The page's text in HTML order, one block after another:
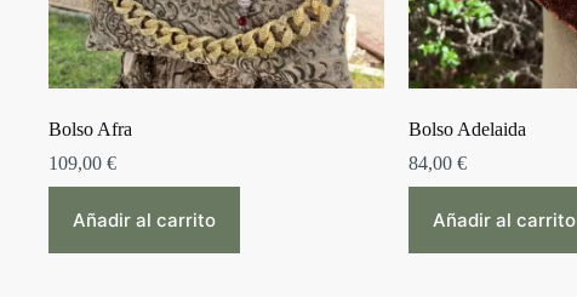
Bolso Afra
109,00 €
Añadir al carrito
Bolso Adelaida
84,00€
Añadir al carrito